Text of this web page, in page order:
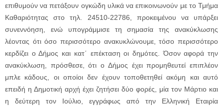
επιθυμούν να πετάξουν ογκώδη υλικά να επικοινωνούν με το Τμήμα
Καθαριότητας στο τηλ. 24510-22786, προκειμένου να υπάρξει
συνεννόηση, ενώ υπογράμμισε τη σημασία της ανακύκλωσης
λέοντας ότι όσο περισσότερο ανακυκλώνουμε, τόσο περισσότερο
κερδίζει ο Δήμος και κατ΄ επέκταση οι δημότες. Όσον αφορά την
ανακύκλωση, πρόσθεσε, ότι ο Δήμος έχει προμηθευτεί επιπλέον
μπλε κάδους, οι οποίοι δεν έχουν τοποθετηθεί ακόμη και αυτό
επειδή η Δημοτική αρχή έχει ζητήσει δύο φορές, μία τον Μάρτιο και
η δεύτερη τον Ιούλιο, εγγράφως από την Ελληνική Εταιρία